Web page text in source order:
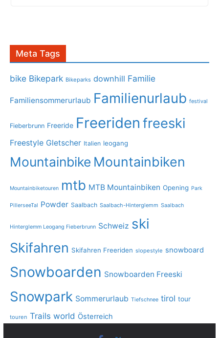
Meta Tags
bike Bikepark Bikeparks downhill Familie
Familiensommerurlaub Familienurlaub festival
Fieberbrunn Freeride Freeriden freeski
Freestyle Gletscher Italien leogang
Mountainbike Mountainbiken
Mountainbiketouren mtb MTB Mountainbiken Opening Park
PillerseeTal Powder Saalbach Saalbach-Hinterglemm Saalbach
Hinterglemm Leogang Fieberbrunn Schweiz ski
Skifahren Skifahren Freeriden slopestyle snowboard
Snowboarden Snowboarden Freeski
Snowpark Sommerurlaub Tiefschnee tirol tour
touren Trails world Österreich